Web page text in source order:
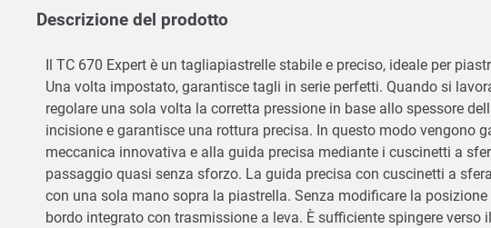
Descrizione del prodotto
Il TC 670 Expert è un tagliapiastrelle stabile e preciso, ideale per
Una volta impostato, garantisce tagli in serie perfetti. Quando si
regolare una sola volta la corretta pressione in base allo spessore
incisione e garantisce una rottura precisa. In questo modo
meccanica innovativa e alla guida precisa mediante i cuscinetti a
passaggio quasi senza sforzo. La guida precisa con cuscinetti a
con una sola mano sopra la piastrella. Senza modificare la
bordo integrato con trasmissione a leva. È sufficiente spingere